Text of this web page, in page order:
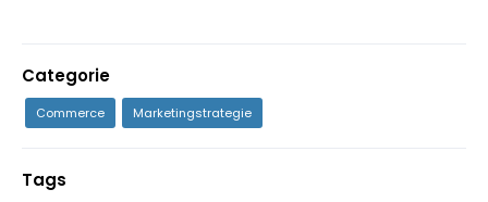
Categorie
Commerce Marketingstrategie
Tags